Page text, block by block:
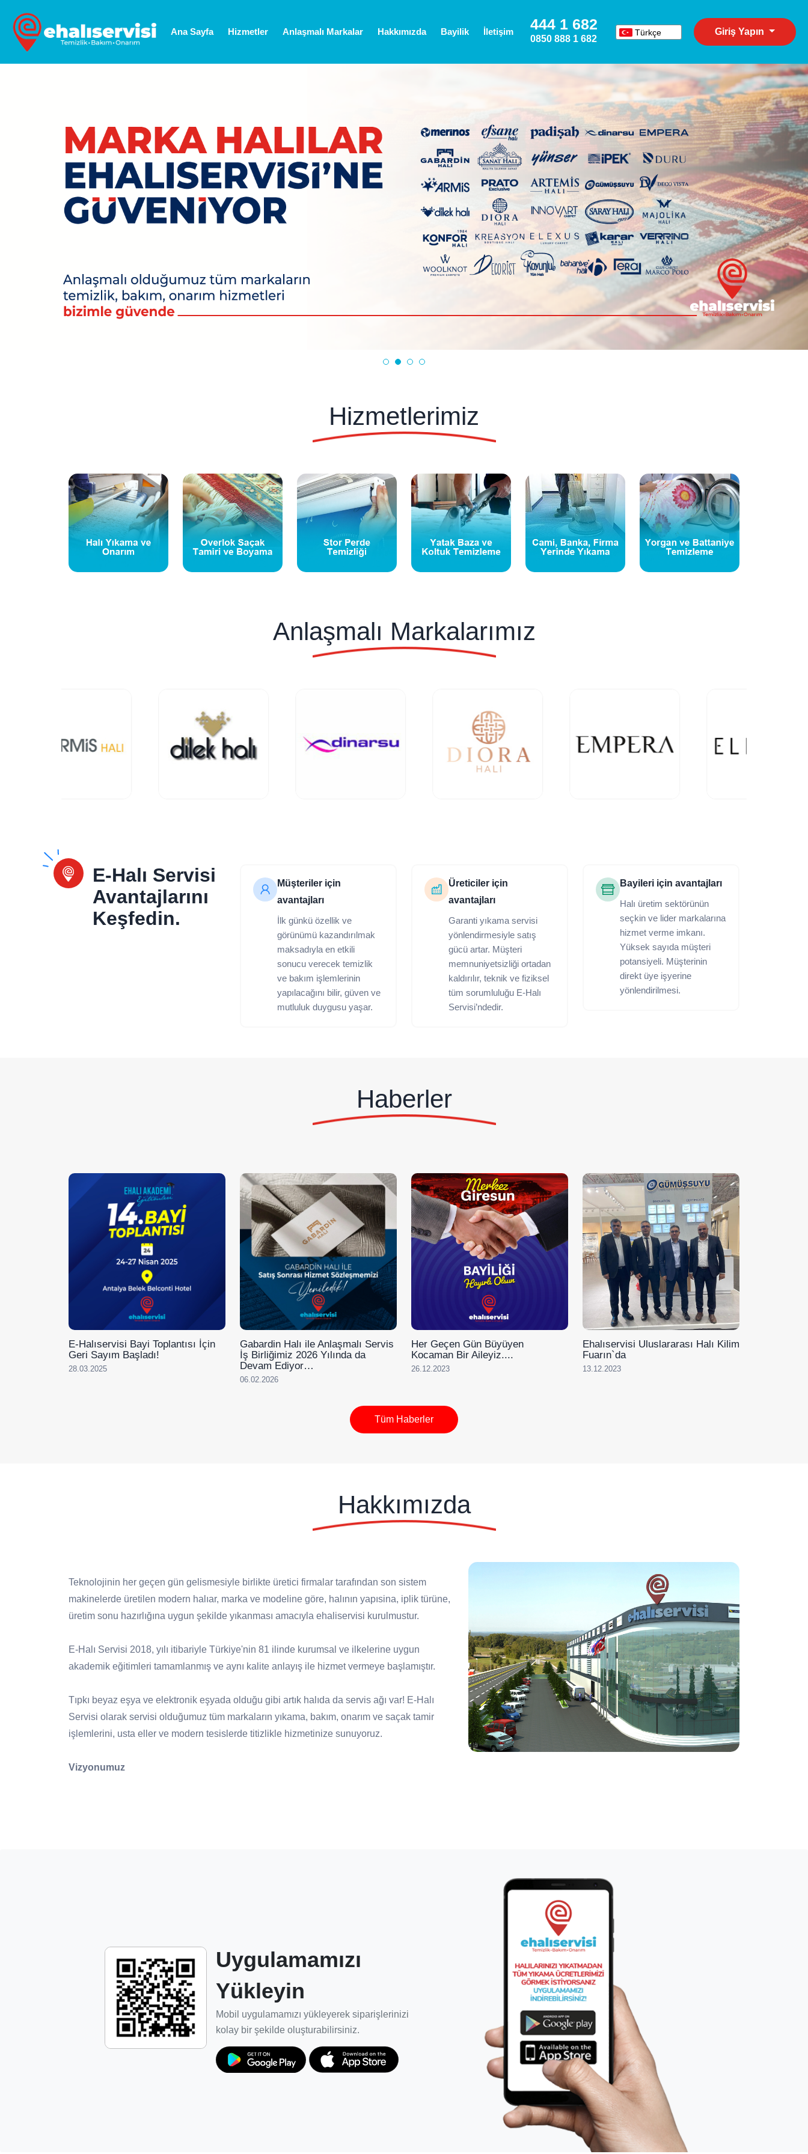
Ana Sayfa Hizmetler Anlaşmalı Markalar Hakkımızda Bayilik İletişim 444 1 682
0850 888 1 682
Türkçe
Español
Deutsch
Русский
عربي
Giriş Yapın
Hizmetlerimiz
Anlaşmalı Markalarımız
E-Halı Servisi
Avantajlarını
Keşfedin.
Müşteriler için
avantajları
İlk günkü özellik ve
görünümü kazandırılmak
maksadıyla en etkili
sonucu verecek temizlik
ve bakım işlemlerinin
yapılacağını bilir, güven ve
mutluluk duygusu yaşar.
Üreticiler için
avantajları
Garanti yıkama servisi
yönlendirmesiyle satış
gücü artar. Müşteri
memnuniyetsizliği ortadan
kaldırılır, teknik ve fiziksel
tüm sorumluluğu E-Halı
Servisi’ndedir.
Bayileri için avantajları
Halı üretim sektörünün
seçkin ve lider markalarına
hizmet verme imkanı.
Yüksek sayıda müşteri
potansiyeli. Müşterinin
direkt üye işyerine
yönlendirilmesi.
Haberler
E-Halıservisi Bayi Toplantısı İçin
Geri Sayım Başladı!
28.03.2025
Gabardin Halı ile Anlaşmalı Servis
İş Birliğimiz 2026 Yılında da
Devam Ediyor…
06.02.2026
Her Geçen Gün Büyüyen
Kocaman Bir Aileyiz....
26.12.2023
Ehalıservisi Uluslararası Halı Kilim
Fuarın`da
13.12.2023
Tüm Haberler
Hakkımızda
Teknolojinin her geçen gün gelismesiyle birlikte üretici firmalar tarafından son sistem
makinelerde üretilen modern halıar, marka ve modeline göre, halının yapısina, iplik türüne,
üretim sonu hazırlığına uygun şekilde yıkanması amacıyla ehaliservisi kurulmustur.
E-Halı Servisi 2018, yılı itibariyle Türkiye'nin 81 ilinde kurumsal ve ilkelerine uygun
akademik eğitimleri tamamlanmış ve aynı kalite anlayış ile hizmet vermeye başlamıştır.
Tıpkı beyaz eşya ve elektronik eşyada olduğu gibi artık halıda da servis ağı var! E-Halı
Servisi olarak servisi olduğumuz tüm markaların yıkama, bakım, onarım ve saçak tamir
işlemlerini, usta eller ve modern tesislerde titizlikle hizmetinize sunuyoruz.
Vizyonumuz
Misyonumuz
Dünya pazarında kalitesini ispat etmiş Türk halısının, doğru ürün ve metotlarla
bakımını yaparak, estetik ve kalitesinden ödün vermeden kullanım ömrünü en üst
seviyeye yükseltiyoruz.
Bakım ve temizlik işleminin marka sahipleri ve müşteriler için garanti süresi
kapsamında ve güven ortamında gelişmesini sağlıyoruz.
E-Halı Servisi ağı ve hizmetlerinin iç pazarda başarıyla hizmet vermesi için yeniden
Uygulamamızı
Yükleyin
Mobil uygulamamızı yükleyerek siparişlerinizi
kolay bir şekilde oluşturabilirsiniz.